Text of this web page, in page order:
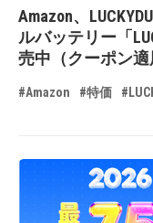
Amazon、
ルバッテリー「
売中（クーポン適
#Amazon #特価